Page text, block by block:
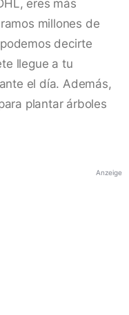
eres más
millones de
decirte
llegue a tu
el día. Además,
plantar árboles
Anzeige